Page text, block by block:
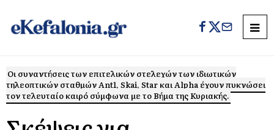
Οι συναντήσεις των επιτελικών στελεχών των ιδιωτικών
τηλεοπτικών σταθμών Ant1, Skai, Star και Alpha έχουν πυκνώσει
τον τελευταίο καιρό σύμφωνα με το Βήμα της Κυριακής.